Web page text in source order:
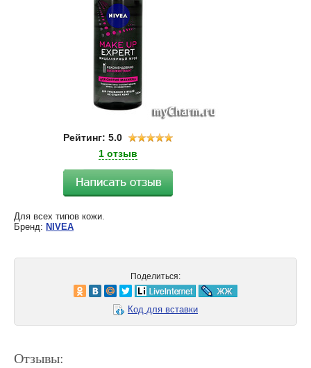
Рейтинг: 5.0
1 отзыв
Для всех типов кожи.
Бренд: NIVEA
Поделиться:
Код для вставки
Отзывы: